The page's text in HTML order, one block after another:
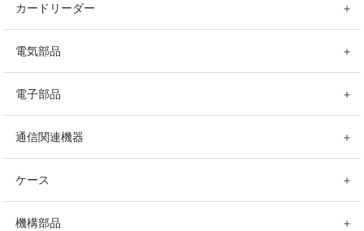
カードリーダー ＋
電気部品 ＋
電子部品 ＋
通信関連機器 ＋
ケース ＋
機構部品 ＋